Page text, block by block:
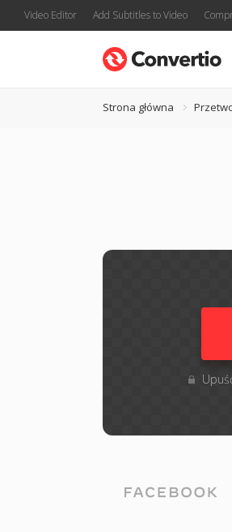
Video Editor Add Subtitles to Video
Strona główna